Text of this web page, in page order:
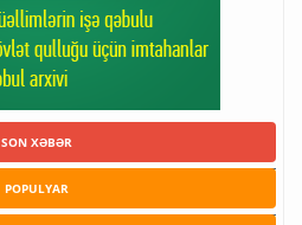
SON XƏBƏR
POPULYAR